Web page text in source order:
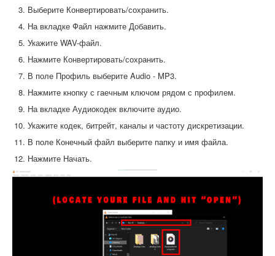
Выберите Конвертировать/сохранить.
На вкладке Файл нажмите Добавить.
Укажите WAV-файл.
Нажмите Конвертировать/сохранить.
В поле Профиль выберите Audio - MP3.
Нажмите кнопку с гаечным ключом рядом с профилем.
На вкладке Аудиокодек включите аудио.
Укажите кодек, битрейт, каналы и частоту дискретизации.
В поле Конечный файл выберите папку и имя файла.
Нажмите Начать.